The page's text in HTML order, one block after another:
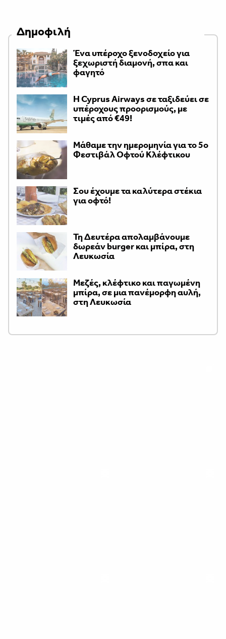
Δημοφιλή
Ένα υπέροχο ξενοδοχείο για
ξεχωριστή διαμονή, σπα και
φαγητό
H Cyprus Airways σε ταξιδεύει σε
υπέροχους προορισμούς, με
τιμές από €49!
Μάθαμε την ημερομηνία για το 5ο
Φεστιβάλ Οφτού Κλέφτικου
Σου έχουμε τα καλύτερα στέκια
για οφτό!
Τη Δευτέρα απολαμβάνουμε
δωρεάν burger και μπίρα, στη
Λευκωσία
Μεζές, κλέφτικο και παγωμένη
μπίρα, σε μια πανέμορφη αυλή,
στη Λευκωσία